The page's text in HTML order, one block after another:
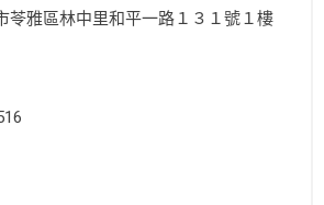
苓雅區林中里和平一路１３１號１樓